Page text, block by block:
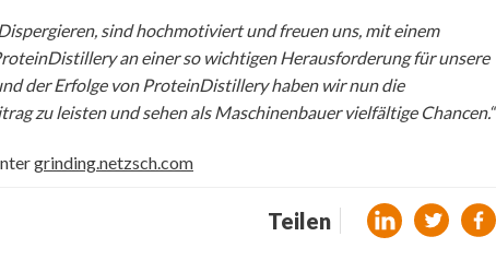
sind hochmotiviert und freuen uns, mit einem
an einer so wichtigen Herausforderung für unsere
der Erfolge von ProteinDistillery haben wir nun die
zu leisten und sehen als Maschinenbauer vielfältige Chancen.“
grinding.netzsch.com
Teilen